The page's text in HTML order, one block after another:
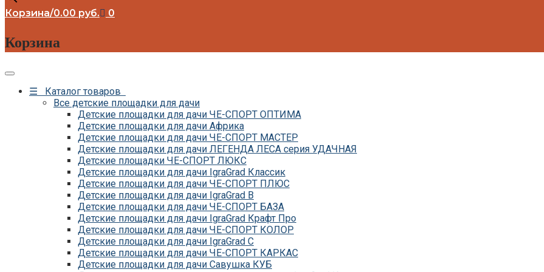
Корзина/0.00 руб. 0
Корзина
☰ Каталог товаров
Все детские площадки для дачи
Детские площадки для дачи ЧЕ-СПОРТ ОПТИМА
Детские площадки для дачи Африка
Детские площадки для дачи ЧЕ-СПОРТ МАСТЕР
Детские площадки для дачи ЛЕГЕНДА ЛЕСА серия УДАЧНАЯ
Детские площадки ЧЕ-СПОРТ ЛЮКС
Детские площадки для дачи IgraGrad Классик
Детские площадки для дачи ЧЕ-СПОРТ ПЛЮС
Детские площадки для дачи IgraGrad B
Детские площадки для дачи ЧЕ-СПОРТ БАЗА
Детские площадки для дачи IgraGrad Крафт Про
Детские площадки для дачи ЧЕ-СПОРТ КОЛОР
Детские площадки для дачи IgraGrad С
Детские площадки для дачи ЧЕ-СПОРТ КАРКАС
Детские площадки для дачи Савушка КУБ